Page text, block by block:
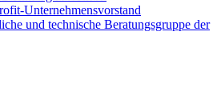
Unternehmensvorstand
und technische Beratungsgruppe der